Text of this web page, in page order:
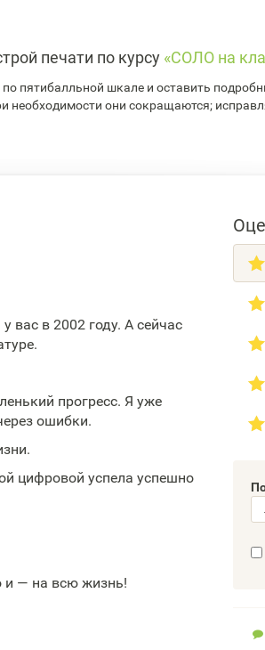
печати по курсу «СОЛО на
пятибалльной шкале и оставить
они сокращаются;
вас в 2002 году. А сейчас
прогресс. Я уже
ошибки.
цифровой успела успешно
и — на всю жизнь!